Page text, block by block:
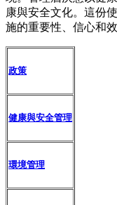
康與安全文化。這份
施的重要性、信心和
政策
健康與安全管理
環境管理